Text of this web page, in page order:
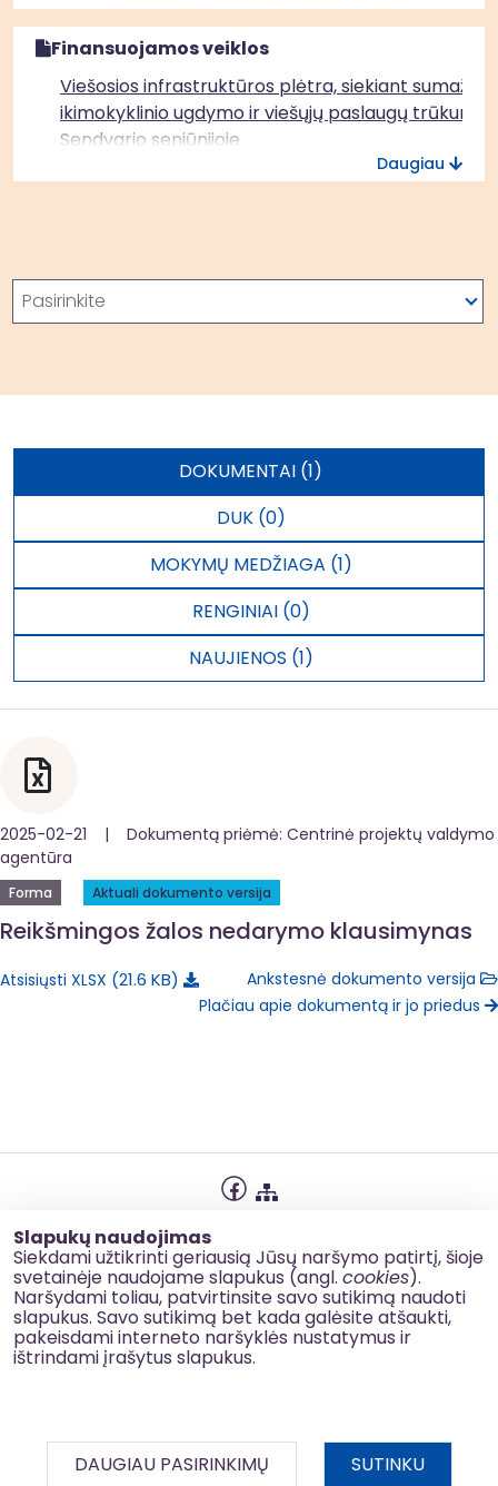
Slapukų naudojimas
Siekdami užtikrinti geriausią Jūsų naršymo patirtį, šioje
svetainėje naudojame slapukus (angl. cookies).
Naršydami toliau, patvirtinsite savo sutikimą naudoti
slapukus. Savo sutikimą bet kada galėsite atšaukti,
pakeisdami interneto naršyklės nustatymus ir
ištrindami įrašytus slapukus.
DAUGIAU PASIRINKIMŲ SUTINKU
Finansuojamos veiklos
Viešosios infrastruktūros plėtra, siekiant sumažinti
ikimokyklinio ugdymo ir viešųjų paslaugų trūkumą
Sendvario seniūnijoje
Daugiau
Paieška
Pasirinkite
DOKUMENTAI (1)
DUK (0)
MOKYMŲ MEDŽIAGA (1)
RENGINIAI (0)
NAUJIENOS (1)
2025-02-21 | Dokumentą priėmė: Centrinė projektų valdymo
agentūra
Forma Aktuali dokumento versija
Reikšmingos žalos nedarymo klausimynas
Atsisiųsti XLSX 21.6 KB
Ankstesnė dokumento versija
Plačiau apie dokumentą ir jo priedus
Slapukų naudojimas
Korupcijos prevencija
Kontaktai